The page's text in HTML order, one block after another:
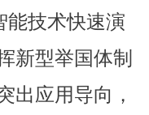
技术快速演
新型举国体制
出应用导向，